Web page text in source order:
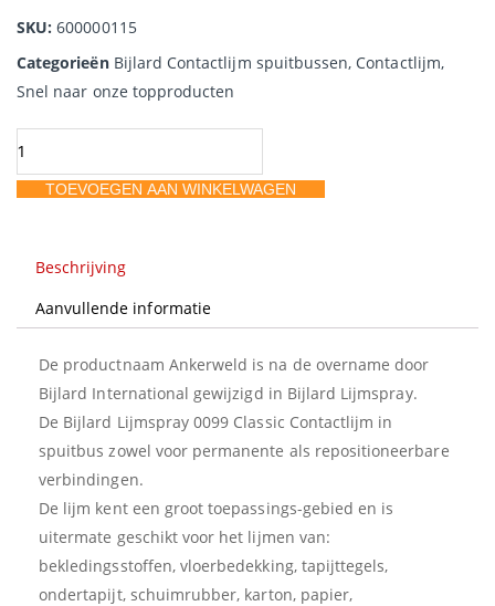
SKU:600000115
Categorieën Bijlard Contactlijm spuitbussen, Contactlijm,
Snel naar onze topproducten
Bijlard
Lijmspray
0099TOEVOEGEN AAN WINKELWAGEN
Beschrijving
Aanvullende informatie
De productnaam Ankerweld is na de overname door
Bijlard International gewijzigd in Bijlard Lijmspray.
De Bijlard Lijmspray 0099 Classic Contactlijm in
spuitbus zowel voor permanente als repositioneerbare
verbindingen.
De lijm kent een groot toepassings-gebied en is
uitermate geschikt voor het lijmen van:
bekledingsstoffen, vloerbedekking, tapijttegels,
ondertapijt, schuimrubber, karton, papier,